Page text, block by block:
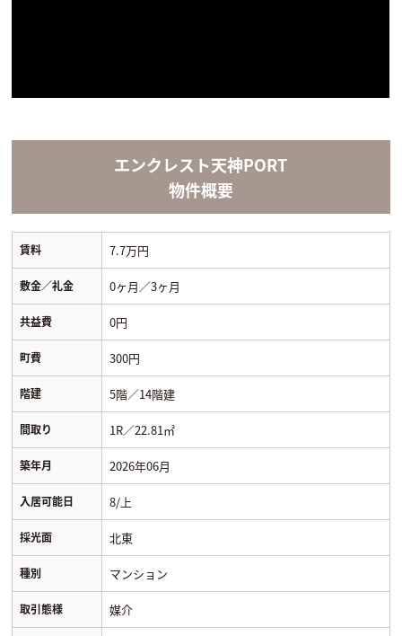
エンクレスト天神PORT
物件概要
賃料 7.7万円
敷金／礼金 0ヶ月／3ヶ月
共益費 0円
町費 300円
階建 5階／14階建
間取り 1R／22.81㎡
築年月 2026年06月
入居可能日 8/上
採光面 北東
種別 マンション
取引態様 媒介